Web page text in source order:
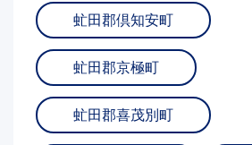
虻田郡倶知安町
虻田郡京極町
虻田郡喜茂別町